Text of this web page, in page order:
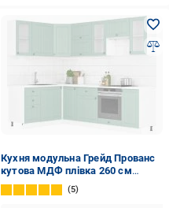
Кухня модульна Грейд Прованс
кутова МДФ плівка 260 см
×160м'ятний/білий
5